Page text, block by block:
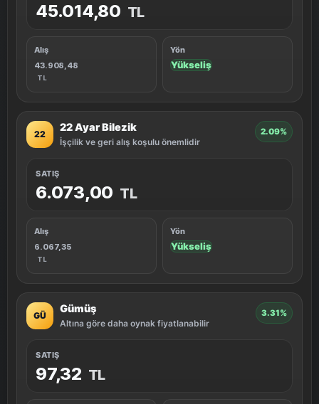
45.014,80 TL
Alış
43.908,48
TL
Yön
Yükseliş
22
22 Ayar Bilezik
İşçilik ve geri alış koşulu önemlidir
2.09%
SATIŞ
6.073,00 TL
Alış
6.067,35
TL
Yön
Yükseliş
GÜ
Gümüş
Altına göre daha oynak fiyatlanabilir
3.31%
SATIŞ
97,32 TL